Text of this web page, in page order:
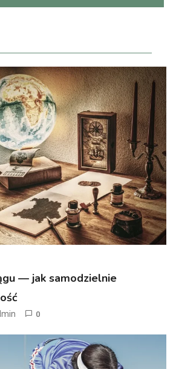
— jak samodzielnie
0